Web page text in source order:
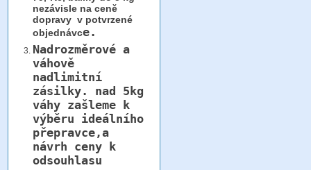
nezávisle na ceně
dopravy v potvrzené
objednávce.
Nadrozměrové a
váhově
nadlimitní
zásilky. nad 5kg
váhy zašleme k
výběru ideálního
přepravce,a
návrh ceny k
odsouhlasu